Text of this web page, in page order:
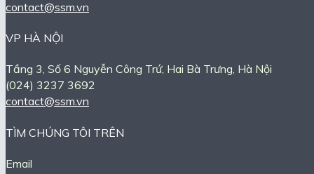
contact@ssm.vn
VP HÀ NỘI
Tầng 3, Số 6 Nguyễn Công Trứ, Hai Bà Trưng, Hà Nội
(024) 3237 3692
contact@ssm.vn
TÌM CHÚNG TÔI TRÊN
Email